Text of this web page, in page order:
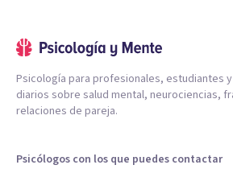
Psicología para profesionales, estudiantes
diarios sobre salud mental, neurociencias,
relaciones de pareja.
Psicólogos con los que puedes contactar